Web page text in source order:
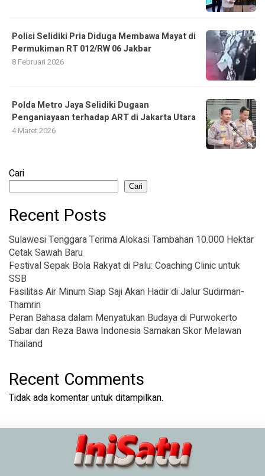
Polisi Selidiki Pria Diduga Membawa Mayat di
Permukiman RT 012/RW 06 Jakbar
8 Februari 2026
Polda Metro Jaya Selidiki Dugaan
Penganiayaan terhadap ART di Jakarta Utara
4 Maret 2026
Cari
Cari
Recent Posts
Sulawesi Tenggara Terima Alokasi Tambahan 10.000 Hektar
Cetak Sawah Baru
Festival Sepak Bola Rakyat di Palu: Coaching Clinic untuk
SSB
Fasilitas Air Minum Siap Saji Akan Hadir di Jalur Sudirman-
Thamrin
Peran Bahasa dalam Menyatukan Budaya di Purwokerto
Sabar dan Reza Bawa Indonesia Samakan Skor Melawan
Thailand
Recent Comments
Tidak ada komentar untuk ditampilkan.